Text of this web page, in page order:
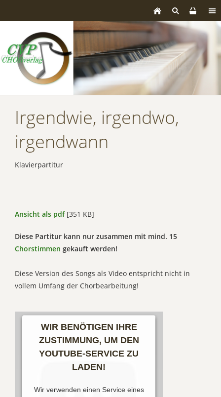
Irgendwie, irgendwo,
irgendwann
Klavierpartitur
Ansicht als pdf[351 KB]
Diese Partitur kann nur zusammen mit mind. 15
Chorstimmen gekauft werden!
Diese Version des Songs als Video entspricht nicht in
vollem Umfang der Chorbearbeitung!
WIR BENÖTIGEN IHRE
ZUSTIMMUNG, UM DEN
YOUTUBE-SERVICE ZU
LADEN!
Wir verwenden einen Service eines